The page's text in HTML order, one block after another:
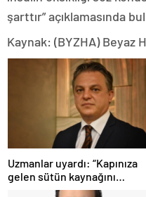
şarttır” açıklamasında
Kaynak: (BYZHA) Beyaz
Uzmanlar uyardı: “Kapınıza
gelen sütün kaynağını
sorgulayın”